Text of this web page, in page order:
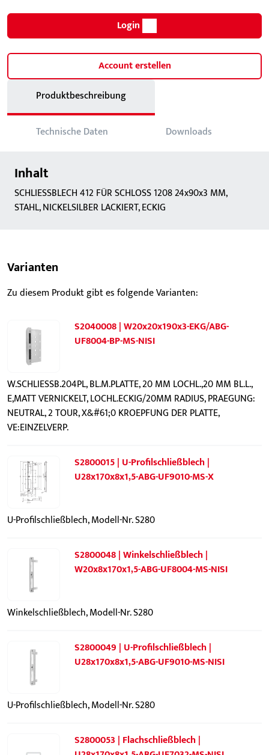
Login
Account erstellen
Produktbeschreibung
Technische Daten Downloads
Inhalt
SCHLIESSBLECH 412 FÜR SCHLOSS 1208 24x90x3 MM,
STAHL, NICKELSILBER LACKIERT, ECKIG
Varianten
Zu diesem Produkt gibt es folgende Varianten:
S2040008 | W20x20x190x3-EKG/ABG-
UF8004-BP-MS-NISI
W.SCHLIESSB.204PL, BL.M.PLATTE, 20 MM LOCHL.,20 MM BL.L.,
E,MATT VERNICKELT, LOCHL.ECKIG/20MM RADIUS, PRAEGUNG:
NEUTRAL, 2 TOUR, X&#61;0 KROEPFUNG DER PLATTE,
VE:EINZELVERP.
S2800015 | U-Profilschließblech |
U28x170x8x1,5-ABG-UF9010-MS-X
U-Profilschließblech, Modell-Nr. S280
S2800048 | Winkelschließblech |
W20x8x170x1,5-ABG-UF8004-MS-NISI
Winkelschließblech, Modell-Nr. S280
S2800049 | U-Profilschließblech |
U28x170x8x1,5-ABG-UF9010-MS-NISI
U-Profilschließblech, Modell-Nr. S280
S2800053 | Flachschließblech |